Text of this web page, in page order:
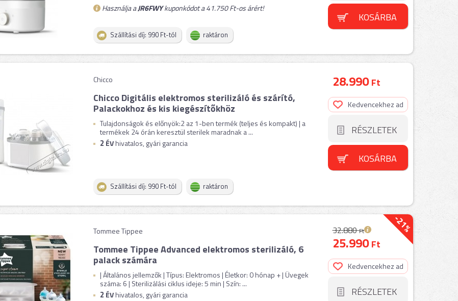
Használja aJR6FWYkuponkódot a 41.750 Ft-os árért!
Szállítási díj: 990 Ft-tól raktáron
KOSÁRBA
Chicco
Chicco Digitális elektromos sterilizáló és szárító,
Palackokhoz és kis kiegészítőkhöz
Tulajdonságok és előnyök:2 az 1-ben termék (teljes és kompakt) | a
termékek 24 órán keresztül sterilek maradnak a ...
2 ÉVhivatalos, gyári garancia
Szállítási díj: 990 Ft-tól raktáron
28.990Ft
Kedvencekhez ad
RÉSZLETEK
KOSÁRBA
-21%
Tommee Tippee
Tommee Tippee Advanced elektromos sterilizáló, 6
palack számára
| Általános jellemzők | Típus: Elektromos | Életkor: 0 hónap + | Üvegek
száma: 6 | Sterilizálási ciklus ideje: 5 min | Szín: ...
2 ÉVhivatalos, gyári garancia
32.880Ft
25.990Ft
Kedvencekhez ad
RÉSZLETEK